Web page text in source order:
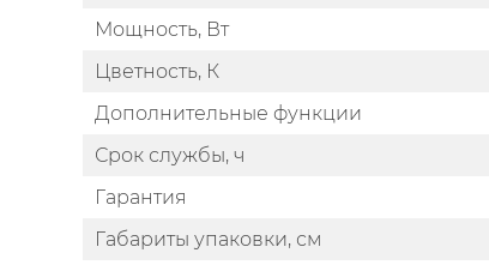
Мощность, Вт
Цветность, К
Дополнительные функции
Срок службы, ч
Гарантия
Габариты упаковки, см